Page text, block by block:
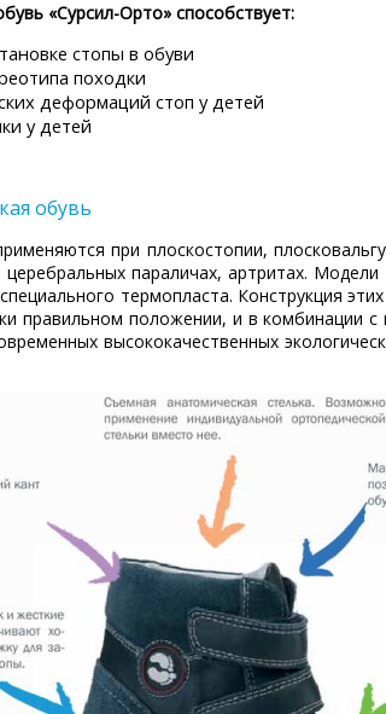
«Сурсил-Орто» способствует:
стопы в обуви
походки
деформаций стоп у детей
у детей
обувь
при плоскостопии,
церебральных параличах, артритах.
термопласта. Конструкция
правильном положении, и в комбинации
высококачественных